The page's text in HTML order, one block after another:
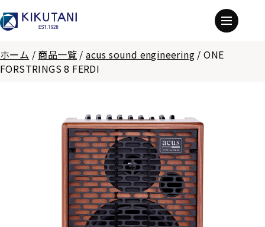
ホーム / 商品一覧 /acus sound engineering /ONE
FORSTRINGS 8 FERDI